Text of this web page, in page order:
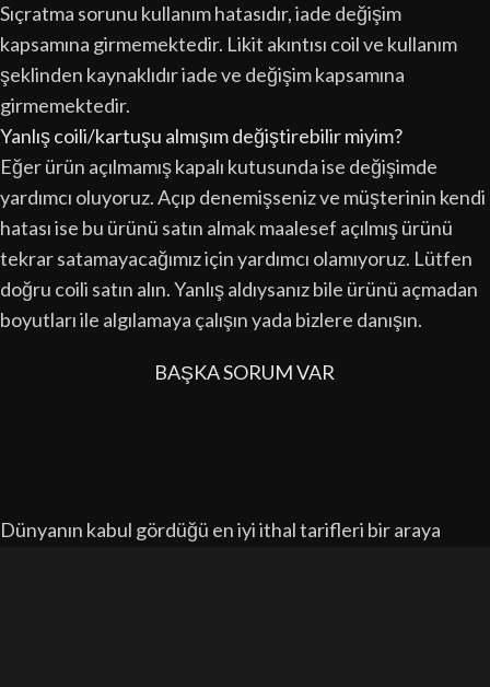
Sıçratma sorunu kullanım hatasıdır, iade değişim
kapsamına girmemektedir. Likit akıntısı coil ve kullanım
şeklinden kaynaklıdır iade ve değişim kapsamına
girmemektedir.
Yanlış coili/kartuşu almışım değiştirebilir miyim?
Eğer ürün açılmamış kapalı kutusunda ise değişimde
yardımcı oluyoruz. Açıp denemişseniz ve müşterinin kendi
hatası ise bu ürünü satın almak maalesef açılmış ürünü
tekrar satamayacağımız için yardımcı olamıyoruz. Lütfen
doğru coili satın alın. Yanlış aldıysanız bile ürünü açmadan
boyutları ile algılamaya çalışın yada bizlere danışın.
BAŞKA SORUM VAR
Dünyanın kabul gördüğü en iyi ithal tarifleri bir araya